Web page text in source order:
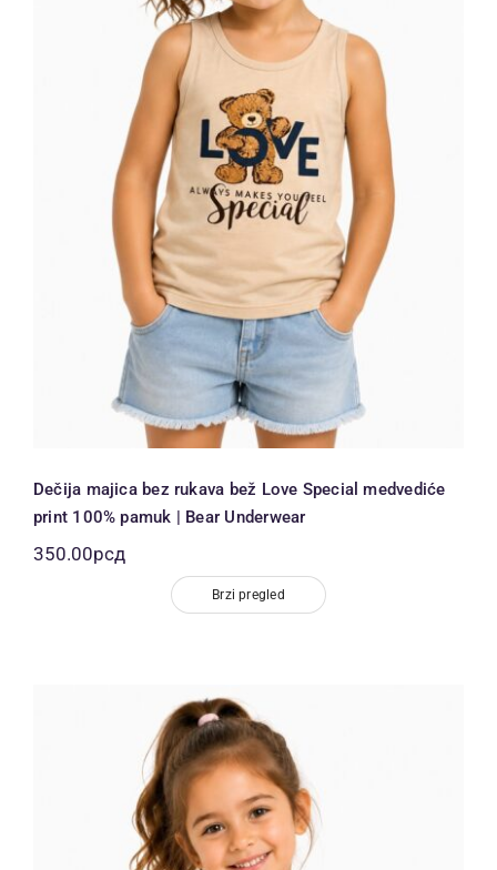
Dečija majica bez rukava bež Love
Special medvediće print 100% pamuk
| Bear Underwear
Dečija majica bez rukava bež Love Special medvediće
print 100% pamuk | Bear Underwear
350.00рсд
Brzi pregled